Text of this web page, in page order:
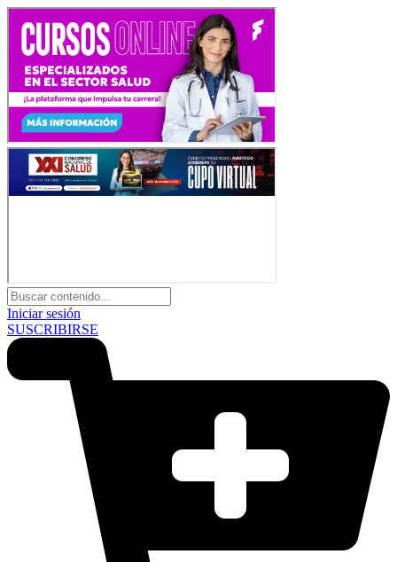
Iniciar sesión
SUSCRIBIRSE